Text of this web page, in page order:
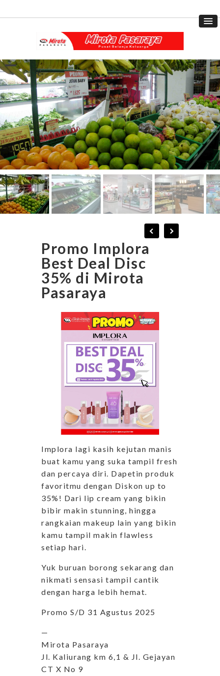
Promo Implora
Best Deal Disc
35% di Mirota
Pasaraya
Implora lagi kasih kejutan manis
buat kamu yang suka tampil fresh
dan percaya diri. Dapetin produk
favoritmu dengan Diskon up to
35%! Dari lip cream yang bikin
bibir makin stunning, hingga
rangkaian makeup lain yang bikin
kamu tampil makin flawless
setiap hari.
Yuk buruan borong sekarang dan
nikmati sensasi tampil cantik
dengan harga lebih hemat.
Promo S/D 31 Agustus 2025
—
Mirota Pasaraya
Jl. Kaliurang km 6,1 & Jl. Gejayan
CT X No 9